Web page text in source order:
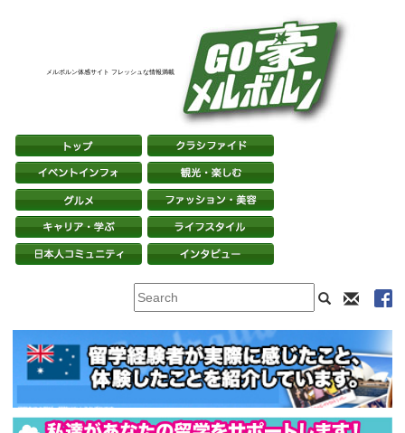
メルボルン体感サイト フレッシュな情報満載